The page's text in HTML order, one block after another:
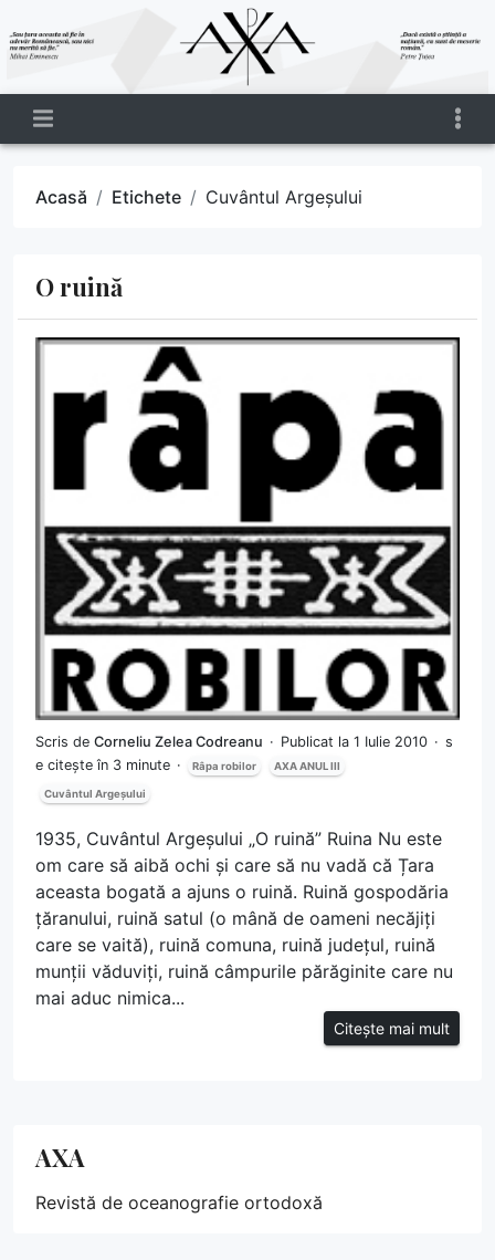
Acasă Etichete Cuvântul Argeșului
O ruină
Scris de Corneliu Zelea Codreanu Publicat la 1 Iulie 2010
s
e citește în 3 minute
Râpa robilor AXA ANUL III
Cuvântul Argeșului
1935, Cuvântul Argeșului „O ruină” Ruina Nu este
om care să aibă ochi și care să nu vadă că Țara
aceasta bogată a ajuns o ruină. Ruină gospodăria
țăranului, ruină satul (o mână de oameni necăjiți
care se vaită), ruină comuna, ruină județul, ruină
munții văduviți, ruină câmpurile părăginite care nu
mai aduc nimica...
Citește mai mult
AXA
Revistă de oceanografie ortodoxă